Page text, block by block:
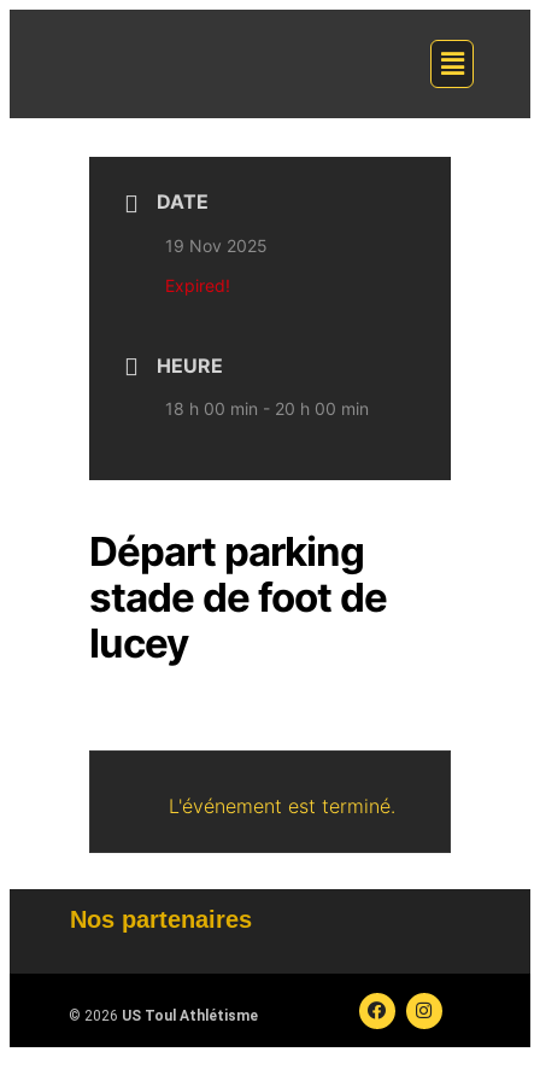
DATE
19 Nov 2025
Expired!
HEURE
18 h 00 min - 20 h 00 min
Départ parking
stade de foot de
lucey
L'événement est terminé.
Nos partenaires
© 2026 US Toul Athlétisme